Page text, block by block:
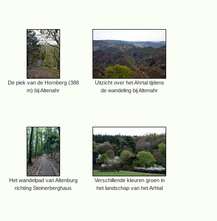
De piek van de Hornberg (388
m) bij Altenahr
Uitzicht over het Ahrtal tijdens
de wandeling bij Altenahr
Het wandelpad van Altenburg
richting Steinerberghaus
Verschillende kleuren groen in
het landschap van het Arhtal